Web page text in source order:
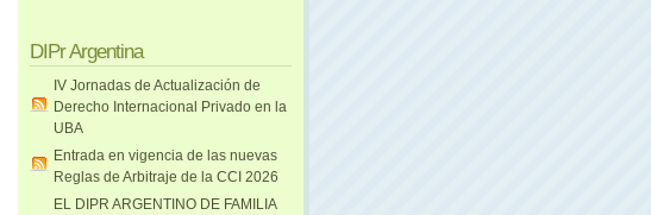
DIPr Argentina
IV Jornadas de Actualización de
Derecho Internacional Privado en la
UBA
Entrada en vigencia de las nuevas
Reglas de Arbitraje de la CCI 2026
EL DIPR ARGENTINO DE FAMILIA